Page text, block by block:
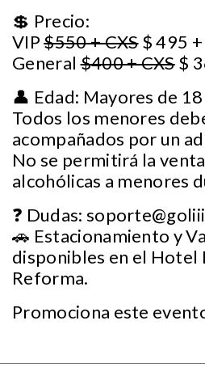
💲 Precio:
VIP$550 + CXS$ 495 +
General$400 + CXS$
👤 Edad: Mayores de
Todos los menores
acompañados por un
No se permitirá la
alcohólicas a menores
❓ Dudas:
🚗 Estacionamiento y
disponibles en el Hotel
Reforma.
Promociona este